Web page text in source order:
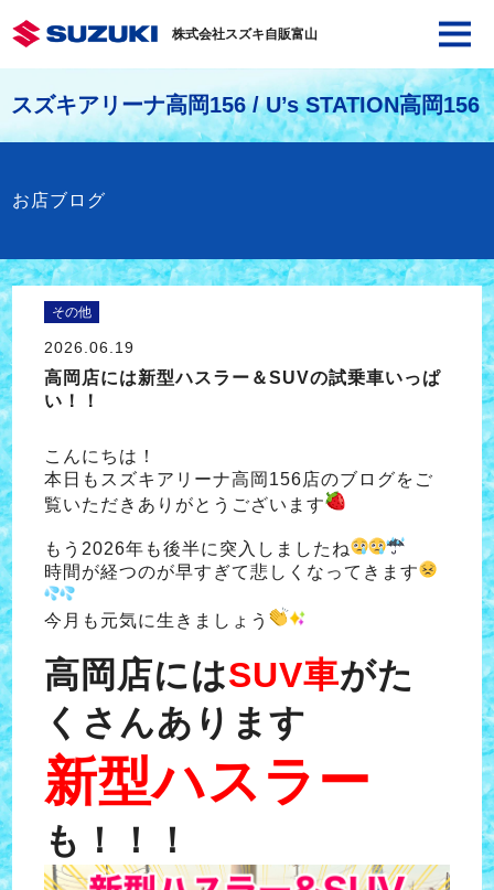
株式会社スズキ自販富山
スズキアリーナ高岡156 / U’s STATION高岡156
お店ブログ
その他
2026.06.19
高岡店には新型ハスラー＆SUVの試乗車いっぱ
い！！
こんにちは！
本日もスズキアリーナ高岡156店のブログをご
覧いただきありがとうございます
もう2026年も後半に突入しましたね
時間が経つのが早すぎて悲しくなってきます
今月も元気に生きましょう
高岡店にはSUV車がた
くさんあります
新型ハスラー
も！！！